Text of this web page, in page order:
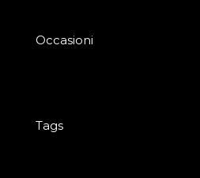
Occasioni
Tags